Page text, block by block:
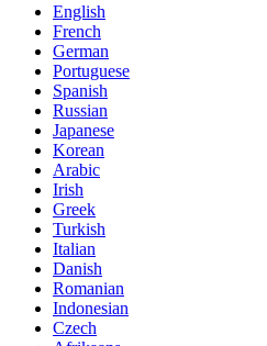
English
French
German
Portuguese
Spanish
Russian
Japanese
Korean
Arabic
Irish
Greek
Turkish
Italian
Danish
Romanian
Indonesian
Czech